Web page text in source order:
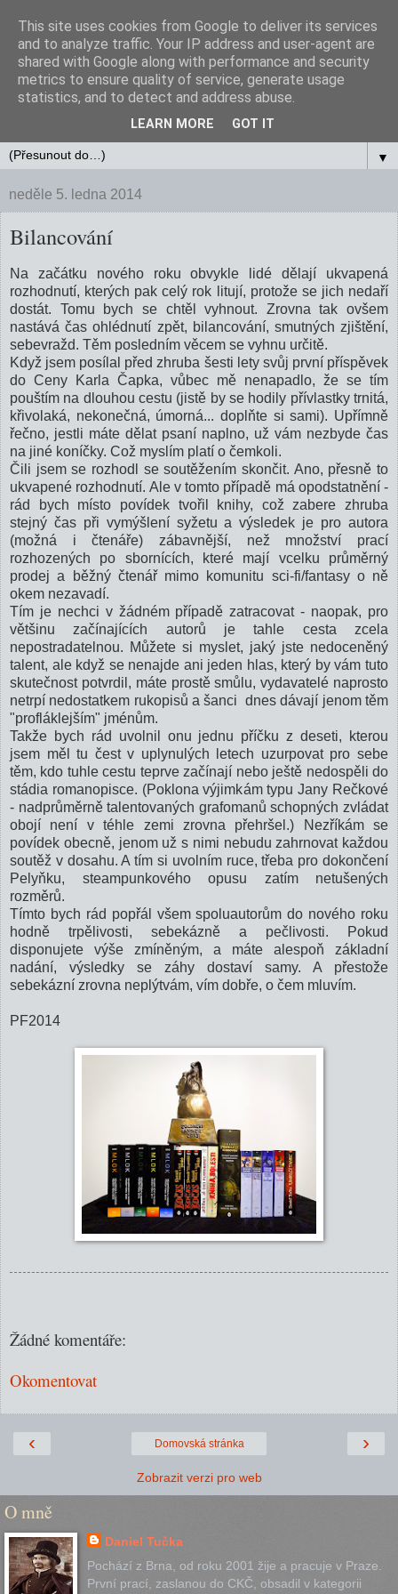
Daniel Tučka
O literatuře, literárních soutěžích, svých povídkách a
▼
neděle 5. ledna 2014
Bilancování
Na začátku nového roku obvykle lidé dělají ukvapená
rozhodnutí, kterých pak celý rok litují, protože se jich nedaří
dostát. Tomu bych se chtěl vyhnout. Zrovna tak ovšem
nastává čas ohlédnutí zpět, bilancování, smutných zjištění,
sebevražd. Těm posledním věcem se vyhnu určitě.
Když jsem posílal před zhruba šesti lety svůj první příspěvek
do Ceny Karla Čapka, vůbec mě nenapadlo, že se tím
pouštím na dlouhou cestu (jistě by se hodily přívlastky trnitá,
křivolaká, nekonečná, úmorná... doplňte si sami). Upřímně
řečno, jestli máte dělat psaní naplno, už vám nezbyde čas
na jiné koníčky. Což myslím platí o čemkoli.
Čili jsem se rozhodl se soutěžením skončit. Ano, přesně to
ukvapené rozhodnutí. Ale v tomto případě má opodstatnění -
rád bych místo povídek tvořil knihy, což zabere zhruba
stejný čas při vymýšlení syžetu a výsledek je pro autora
(možná i čtenáře) zábavnější, než množství prací
rozhozených po sbornících, které mají vcelku průměrný
prodej a běžný čtenář mimo komunitu sci-fi/fantasy o ně
okem nezavadí.
Tím je nechci v žádném případě zatracovat - naopak, pro
většinu začínajících autorů je tahle cesta zcela
nepostradatelnou. Můžete si myslet, jaký jste nedoceněný
talent, ale když se nenajde ani jeden hlas, který by vám tuto
skutečnost potvrdil, máte prostě smůlu, vydavatelé naprosto
netrpí nedostatkem rukopisů a šanci dnes dávají jenom těm
"profláklejším" jménům.
Takže bych rád uvolnil onu jednu příčku z deseti, kterou
jsem měl tu čest v uplynulých letech uzurpovat pro sebe
těm, kdo tuhle cestu teprve začínají nebo ještě nedospěli do
stádia romanopisce. (Poklona výjimkám typu Jany Rečkové
- nadprůměrně talentovaných grafomanů schopných zvládat
obojí není v téhle zemi zrovna přehršel.) Nezříkám se
povídek obecně, jenom už s nimi nebudu zahrnovat každou
soutěž v dosahu. A tím si uvolním ruce, třeba pro dokončení
Pelyňku, steampunkového opusu zatím netušených
rozměrů.
Tímto bych rád popřál všem spoluautorům do nového roku
hodně trpělivosti, sebekázně a pečlivosti. Pokud
disponujete výše zmíněným, a máte alespoň základní
nadání, výsledky se záhy dostaví samy. A přestože
sebekázní zrovna neplýtvám, vím dobře, o čem mluvím.
PF2014
Žádné komentáře:
Okomentovat
‹ ›
Domovská stránka
Zobrazit verzi pro web
O mně
Daniel Tučka
Pochází z Brna, od roku 2001 žije a pracuje v Praze.
První prací, zaslanou do CKČ, obsadil v kategorii
This site uses cookies from Google to deliver its services
and to analyze traffic. Your IP address and user-agent are
shared with Google along with performance and security
metrics to ensure quality of service, generate usage
statistics, and to detect and address abuse.
LEARN MORE GOT IT